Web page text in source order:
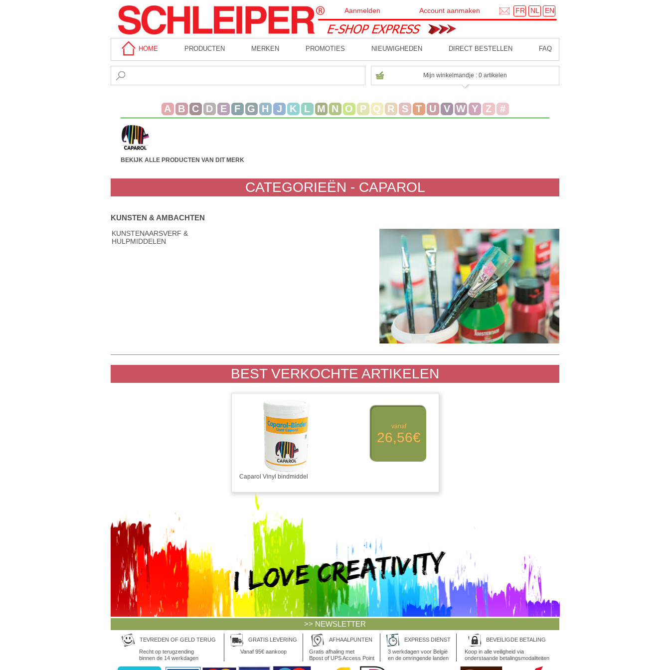
FR NL EN
Aanmelden Account aanmaken
HOME PRODUCTEN MERKEN PROMOTIES NIEUWIGHEDEN DIRECT BESTELLEN FAQ
Mijn winkelmandje : 0 artikelen
A B C D E F G H J K L M N O P Q R S T U V W Y Z #
BEKIJK ALLE PRODUCTEN VAN DIT MERK
CATEGORIEËN - CAPAROL
KUNSTEN & AMBACHTEN
KUNSTENAARSVERF &
HULPMIDDELEN
BEST VERKOCHTE ARTIKELEN
Caparol Vinyl bindmiddel
vanaf
26,56€
>> NEWSLETTER
TEVREDEN OF GELD TERUG
Recht op terugzending
binnen de 14 werkdagen
GRATIS LEVERING
Vanaf 95€ aankoop
AFHAALPUNTEN
Gratis afhaling met
Bpost of UPS Access Point
EXPRESS DIENST
3 werkdagen voor België
en de omringende landen
BEVEILIGDE BETALING
Koop in alle veiligheid via
onderstaande betalingsmodaliteiten